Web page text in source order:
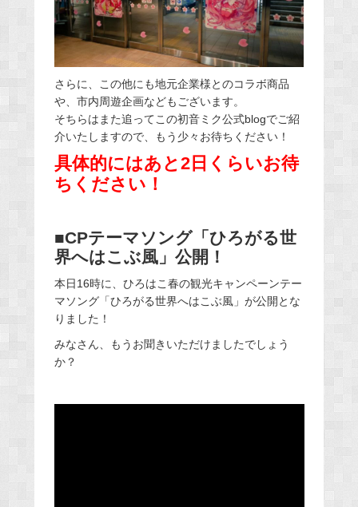
さらに、この他にも地元企業様とのコラボ商品
や、市内周遊企画などもございます。
そちらはまた追ってこの初音ミク公式blogでご紹
介いたしますので、もう少々お待ちください！
具体的にはあと2日くらいお待
ちください！
■CPテーマソング「ひろがる世
界へはこぶ風」公開！
本日16時に、ひろはこ春の観光キャンペーンテー
マソング「ひろがる世界へはこぶ風」が公開とな
りました！
みなさん、もうお聞きいただけましたでしょう
か？